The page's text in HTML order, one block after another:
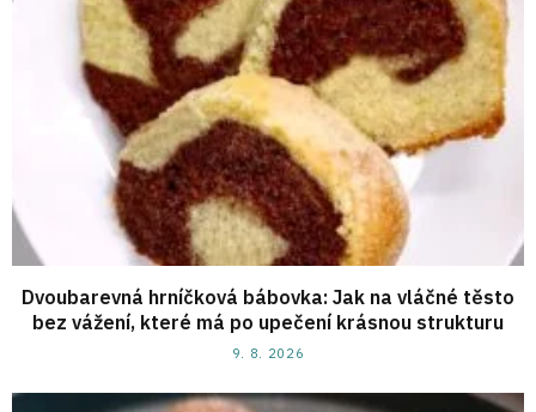
Dvoubarevná hrníčková bábovka: Jak na vláčné těsto
bez vážení, které má po upečení krásnou strukturu
9. 8. 2026